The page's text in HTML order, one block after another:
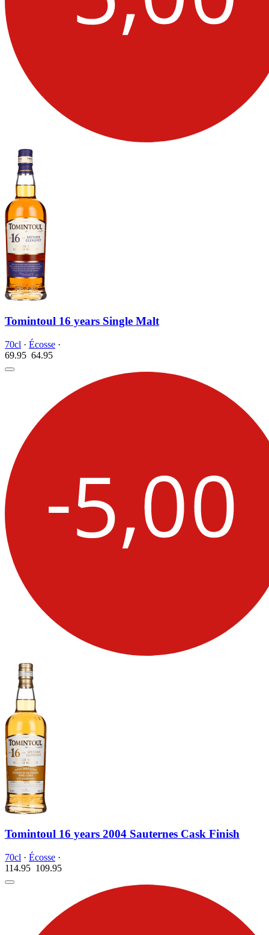
Tomintoul 16 years Single Malt
70cl · Écosse ·
69.95 64.95
Tomintoul 16 years 2004 Sauternes Cask Finish
70cl · Écosse ·
114.95 109.95